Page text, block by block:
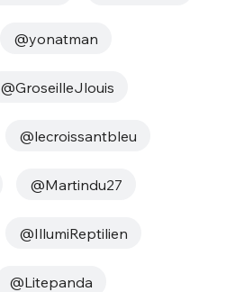
@yonatman
@GroseilleJlouis
@lecroissantbleu
@Martindu27
@IllumiReptilien
@Litepanda